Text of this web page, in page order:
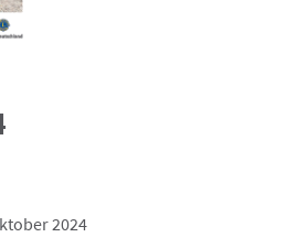
2024